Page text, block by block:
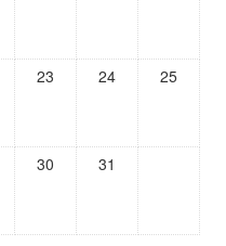
23 24 25
30 31